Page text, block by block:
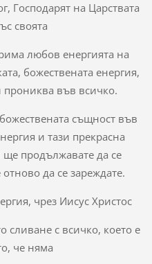
Господарят на Царствата
своята
любов енергията на
божествената енергия,
прониква във всичко.
същност във
и тази прекрасна
ще продължавате да се
да се зареждате.
чрез Иисус Христос
сливане с всичко, което е
че няма